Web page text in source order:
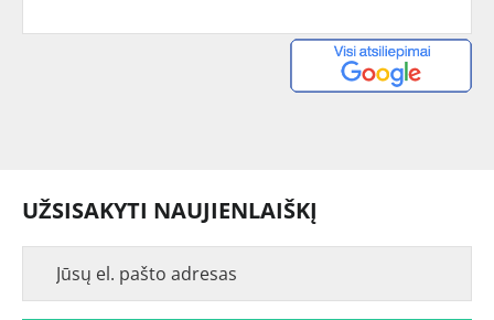
UŽSISAKYTI NAUJIENLAIŠKĮ